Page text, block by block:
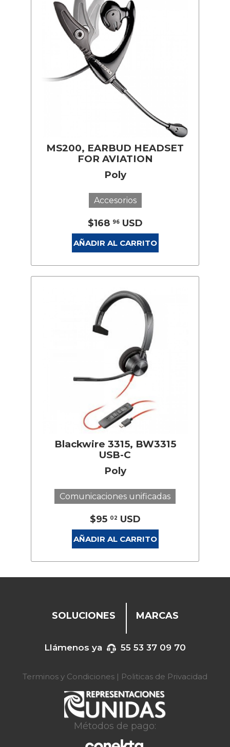
MS200, EARBUD HEADSET
FOR AVIATION
Poly
Accesorios
$168 96USD
AÑADIR AL CARRITO
Blackwire 3315, BW3315
USB-C
Poly
Comunicaciones unificadas
$95 02 USD
AÑADIR AL CARRITO
SOLUCIONES MARCAS
Llámenos ya 55 53 37 09 70
Terminos y Condiciones | Politicas de Privacidad
Métodos de pago: